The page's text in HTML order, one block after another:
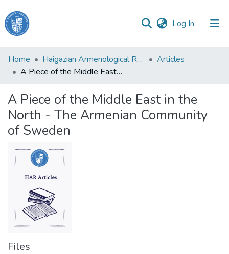
Log In (current)
Haigazian
University
&
Collections
All of DSpace
Home Haigazian Armenological Review
Articles
A Piece of the Middle East in the North - The Armenian Community of Sweden
A Piece of the Middle East in the
North - The Armenian Community
of Sweden
Files